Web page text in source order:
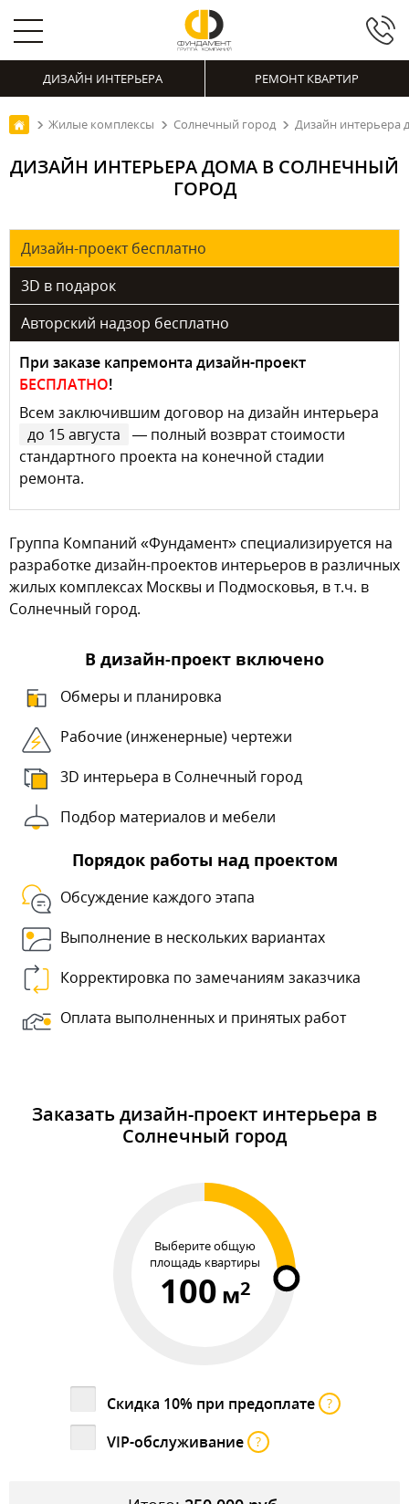
ДИЗАЙН ИНТЕРЬЕРА РЕМОНТ КВАРТИР
Жилые комплексы Солнечный город Дизайн интерьера
ДИЗАЙН ИНТЕРЬЕРА ДОМА В СОЛНЕЧНЫЙ
ГОРОД
Дизайн-проект бесплатно
3D в подарок
Авторский надзор бесплатно
При заказе капремонта дизайн-проект
БЕСПЛАТНО!
Всем заключившим договор на дизайн интерьера
до 15 августа
— полный возврат стоимости
стандартного проекта на конечной стадии
ремонта.
Группа Компаний «Фундамент» специализируется на
разработке дизайн-проектов интерьеров в различных
жилых комплексах Москвы и Подмосковья, в т.ч. в
Солнечный город.
В дизайн-проект включено
Обмеры и планировка
Рабочие (инженерные) чертежи
3D интерьера в Солнечный город
Подбор материалов и мебели
Порядок работы над проектом
Обсуждение каждого этапа
Выполнение в нескольких вариантах
Корректировка по замечаниям заказчика
Оплата выполненных и принятых работ
Заказать дизайн-проект интерьера в
Солнечный город
Выберите общую
площадь квартиры
100 м2
Скидка 10% при предоплате ?
VIP-обслуживание ?